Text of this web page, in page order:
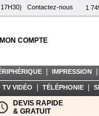
1
Contactez-nous
MON COMPTE
IMPRESSION
TV VIDÉO TÉLÉPHONIE
DEVIS RAPIDE
& GRATUIT